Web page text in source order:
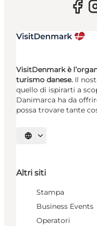
VisitDenmark è
turismo danese. Il
quello di ispirarti a
Danimarca ha da
possa trovare tante
Seleziona la lingua
Altri siti
Stampa
Business Events
Operatori